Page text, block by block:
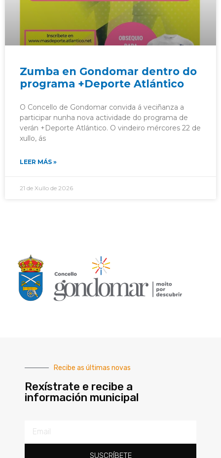
Zumba en Gondomar dentro do
programa +Deporte Atlántico
O Concello de Gondomar convida á veciñanza a
participar nunha nova actividade do programa de
verán +Deporte Atlántico. O vindeiro mércores 22 de
xullo, ás
LEER MÁS »
21 de Xullo de 2026
Recibe as últimas novas
Rexístrate e recibe a
información municipal
SUSCRÍBETE